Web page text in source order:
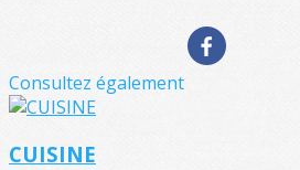
Consultez également
CUISINE